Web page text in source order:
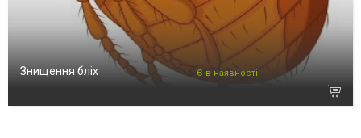
Знищення бліх Є в наявності